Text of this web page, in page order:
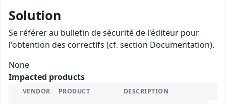
Solution
Se référer au bulletin de sécurité de l'éditeur pour
l'obtention des correctifs (cf. section Documentation).
None
Impacted products
VENDOR PRODUCT DESCRIPTION